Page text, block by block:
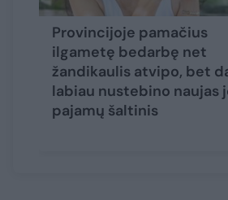
Provincijoje pamačius
ilgametę bedarbę net
žandikaulis atvipo, bet
labiau nustebino naujas
pajamų šaltinis